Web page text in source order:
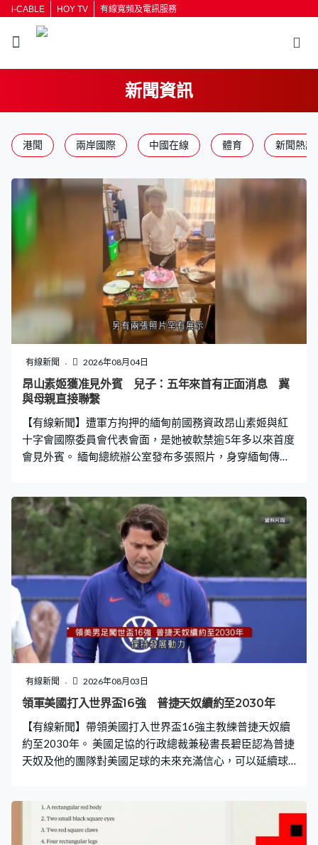
i-CABLE HOY TV 有線寬頻及電訊服務
新聞資訊
港聞 兩岸國際 中國在線 體育 新聞熱話
有線新聞 2026年08月04日
昂山素姬獲准見外賓 兒子：五年來首有正面消息 冀
與母親直接聯繫
【有線新聞】遭軍方拘押的緬甸前國務資政昂山素姬與紅
十字會國際委員會代表會面，是她被軟禁逾5年多以來首度
會見外賓。 緬甸總統辦公室發布多張照片，身穿緬甸傳統
鬆且狀況良好。兩人周一早上在首都內比都會面，是昂山
素姬自2021年2月軍事政變被扣押以來，首次會晤外賓。
當局未有透露她的健康狀況細節和對話內容。 另有兩張照
片罕有展示昂山素姬的居住環境，背景清晰見到衣架和桌
椅等，相片中她正在切生日蛋糕，蛋糕上寫有祝賀語及
「2026年6月19日」。 她兒子阿里斯指逾5年來首次獲得
有關母親的正面消息，形容是重要的第一步，但絕對不能
是最後一步，期望往後能與母親直接聯繫。國際紅十字則
發聲明表示按照標準和程序，獲准私下探訪昂山素姬，稱
這類探訪為被剝奪自由的人提供與家人交換消息的機會，
強調探視的觀察結果與建議只會循例提交予緬甸拘留機
關。 81歲的昂山素姬2023年因叛國和貪污等罪判囚27
年，今年4月獲得減刑4年半並改為居家軟禁。
有線新聞 2026年08月03日
領軍美國打入世界盃16強 普捷天奴續約至2030年
【有線新聞】帶領美國打入世界盃16強主教練普捷天奴續
約至2030年。 美國足協的行政總裁兼秘書長碧臣認為普捷
天奴及他的團隊對美國足球的未來充滿信心，可以延續球
級，32強淘汰波斯尼亞，但16強就1比4不敵比利時。